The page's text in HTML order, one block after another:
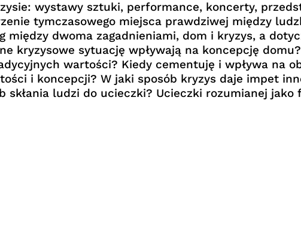
wystawy sztuki, performance, koncerty,
tymczasowego miejsca prawdziwej między
między dwoma zagadnieniami, dom i kryzys, a
kryzysowe sytuację wpływają na koncepcję
wartości? Kiedy cementuję i wpływa na
i koncepcji? W jaki sposób kryzys daje impet
skłania ludzi do ucieczki? Ucieczki rozumianej